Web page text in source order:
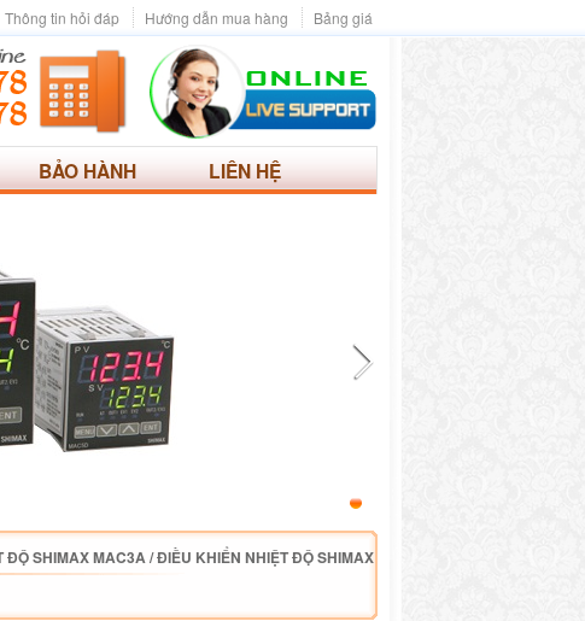
Bảng giá
Hướng dẫn mua hàng
Thông tin hỏi đáp
BẢO HÀNH LIÊN HỆ
ĐỘ SHIMAX MAC3A/ĐIỀU KHIỂN NHIỆT ĐỘ SHIMAX